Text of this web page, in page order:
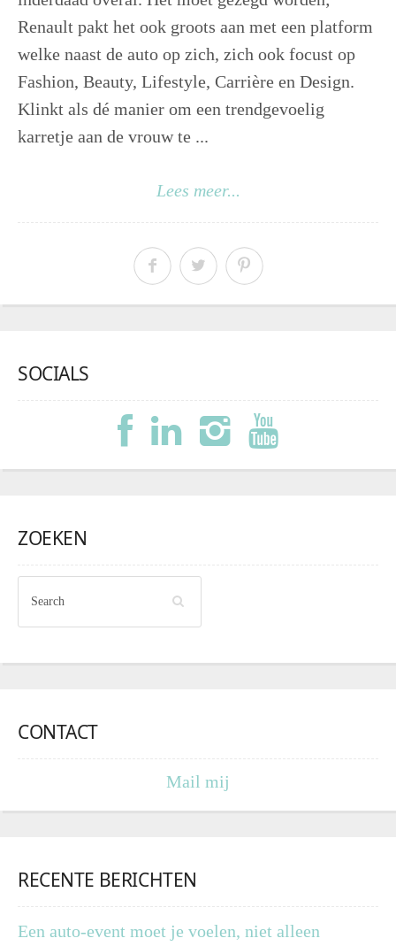
Renault pakt het ook groots aan met een platform
welke naast de auto op zich, zich ook focust op
Fashion, Beauty, Lifestyle, Carrière en Design.
Klinkt als dé manier om een trendgevoelig
karretje aan de vrouw te ...
Lees meer...
SOCIALS
ZOEKEN
CONTACT
Mail mij
RECENTE BERICHTEN
Een auto-event moet je voelen, niet alleen